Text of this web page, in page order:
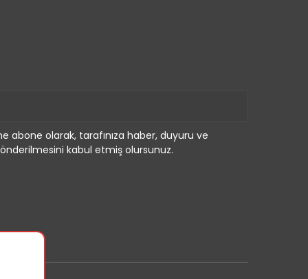
abone olarak, tarafınıza haber, duyuru ve
kabul etmiş olursunuz.